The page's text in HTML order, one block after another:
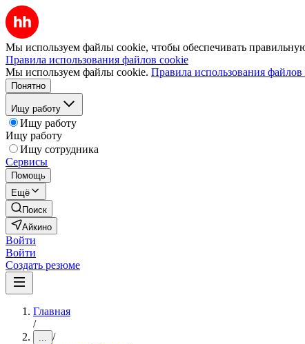
Мы используем файлы cookie, чтобы обеспечивать
Правила использования файлов cookie
Мы используем файлы cookie. Правила использования файлов
Понятно
Ищу работу
Ищу работу
Ищу работу
Ищу сотрудника
Сервисы
Помощь
Ещё
Поиск
Айкино
Войти
Войти
Создать резюме
Главная
/
... /